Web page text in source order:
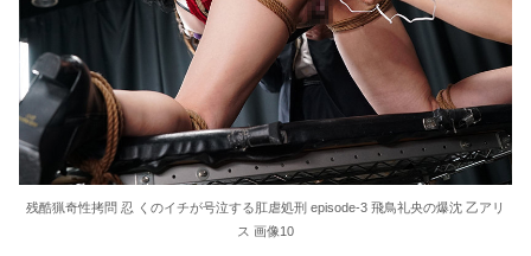
残酷猟奇性拷問 忍 くのイチが号泣する肛虐処刑 episode-3 飛鳥礼央の爆沈 乙アリ
ス 画像10